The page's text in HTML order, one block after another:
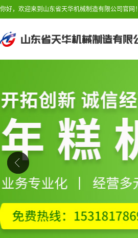
你好，欢迎来到山东省天华机械制造有限公司官网！